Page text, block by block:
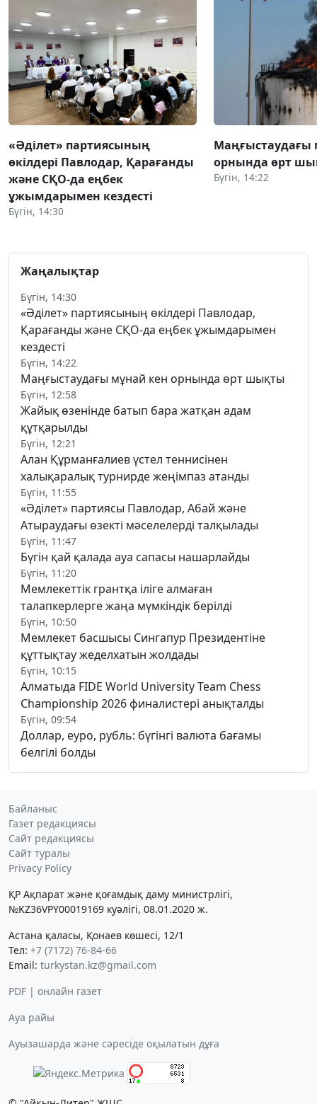
«Әділет» партиясының
өкілдері Павлодар, Қарағанды
және СҚО-да еңбек
ұжымдарымен кездесті
Бүгін, 14:30
Маңғыстаудағы
орнында өрт
Бүгін, 14:22
Жаңалықтар
Бүгін, 14:30
«Әділет» партиясының өкілдері Павлодар,
Қарағанды және СҚО-да еңбек ұжымдарымен
кездесті
Бүгін, 14:22
Маңғыстаудағы мұнай кен орнында өрт шықты
Бүгін, 12:58
Жайық өзенінде батып бара жатқан адам
құтқарылды
Бүгін, 12:21
Алан Құрманғалиев үстел теннисінен
халықаралық турнирде жеңімпаз атанды
Бүгін, 11:55
«Әділет» партиясы Павлодар, Абай және
Атыраудағы өзекті мәселелерді талқылады
Бүгін, 11:47
Бүгін қай қалада ауа сапасы нашарлайды
Бүгін, 11:20
Мемлекеттік грантқа іліге алмаған
талапкерлерге жаңа мүмкіндік берілді
Бүгін, 10:50
Мемлекет басшысы Сингапур Президентіне
құттықтау жеделхатын жолдады
Бүгін, 10:15
Алматыда FIDE World University Team Chess
Championship 2026 финалистері анықталды
Бүгін, 09:54
Доллар, еуро, рубль: бүгінгі валюта бағамы
белгілі болды
Байланыс
Газет редакциясы
Сайт редакциясы
Сайт туралы
Privacy Policy
ҚР Ақпарат және қоғамдық даму министрлігі,
№KZ36VPY00019169 куәлігі, 08.01.2020 ж.
Астана қаласы, Қонаев көшесі, 12/1
Тел: +7 (7172) 76-84-66
Email: turkystan.kz@gmail.com
PDF | онлайн газет
Ауа райы
Ауызашарда және сәресіде оқылатын дұға